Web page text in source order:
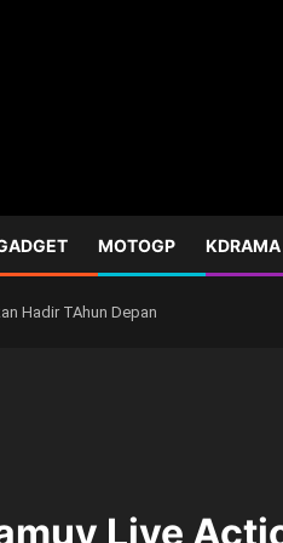
MOTOGP KDRAMA
Hadir TAhun Depan
Live